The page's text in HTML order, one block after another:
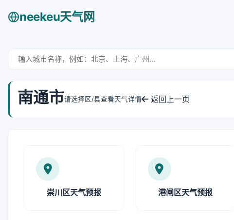
neekeu天气网
南通市请选择区/县查看天气详情 返回上一页
崇川区天气预报 港闸区天气预报